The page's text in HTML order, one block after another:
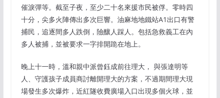
催淚彈等。截至子夜，至少二十名來援市民被俘。零時四
十分，尖多火陣傳出多次巨響。油麻地地鐵站A1出口有警
捕民，追逐間多人跌倒，險釀人踩人。包括急救義工在內
多人被捕，並被要求一字排開跪在地上。
晚上十一時，溫和親中派曾鈺成前往理大， 與張達明等
人、守護孩子成員商討離開理大的方案，不過期間理大現
場發生多次爆炸，近紅隧收費廣場入口出現多個火球，並